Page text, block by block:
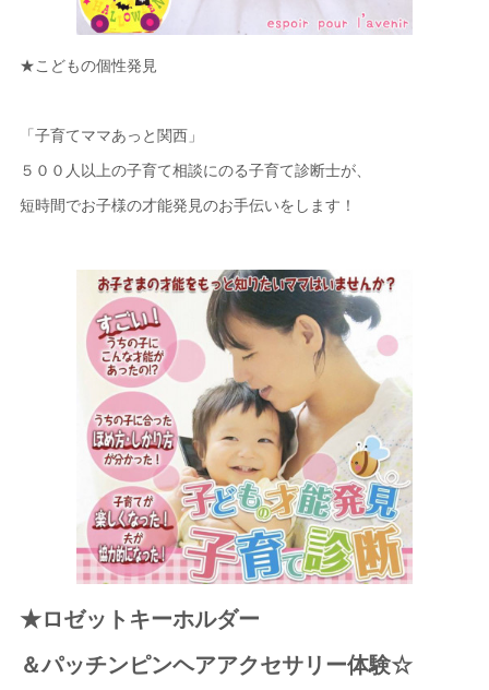
★こどもの個性発見
「子育てママあっと関西」
５００人以上の子育て相談にのる子育て診断士が、
短時間でお子様の才能発見のお手伝いをします！
★ロゼットキーホルダー
＆パッチンピンヘアアクセサリー体験☆